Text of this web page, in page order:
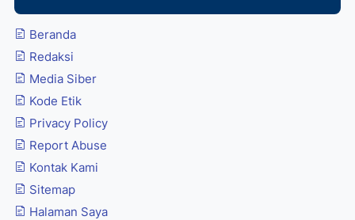
Beranda
Redaksi
Media Siber
Kode Etik
Privacy Policy
Report Abuse
Kontak Kami
Sitemap
Halaman Saya